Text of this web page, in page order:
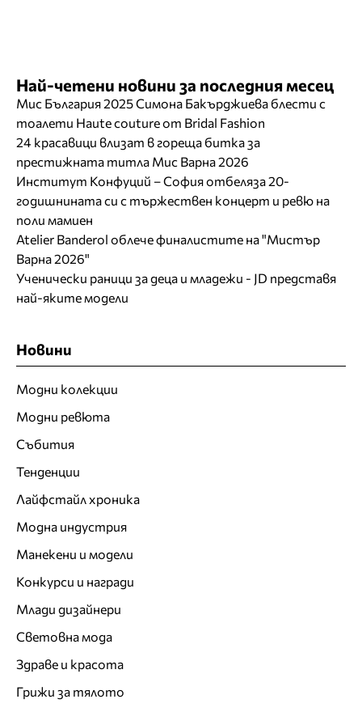
Най-четени новини за последния месец
Мис България 2025 Симона Бакърджиева блести с
тоалети Haute couture от Bridal Fashion
24 красавици влизат в гореща битка за
престижната титла Мис Варна 2026
Институт Конфуций – София отбеляза 20-
годишнината си с тържествен концерт и ревю на
поли мамиен
Atelier Banderol облече финалистите на "Мистър
Варна 2026"
Ученически раници за деца и младежи - JD представя
най-яките модели
Новини
Модни колекции
Модни ревюта
Събития
Тенденции
Лайфстайл хроника
Модна индустрия
Манекени и модели
Конкурси и награди
Млади дизайнери
Световна мода
Здраве и красота
Грижи за тялото